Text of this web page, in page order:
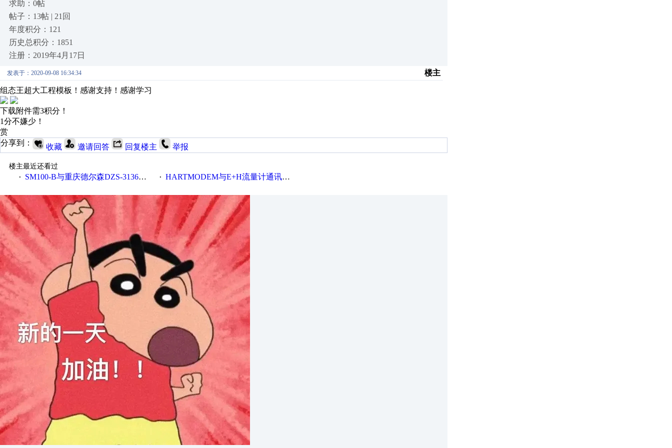
求助：0帖
帖子：13帖 | 21回
年度积分：121
历史总积分：1851
注册：2019年4月17日
发表于：2020-09-08 16:34:34 楼主
组态王超大工程模板！感谢支持！感谢学习
下载附件需3积分！
1分不嫌少！
赏
分享到：
收藏 邀请回答 回复楼主 举报
楼主最近还看过
·
SM100-B与重庆德尔森DZS-3136DP庆差压变送器通讯案例 · HARTMODEM与E+H流量计通讯应用